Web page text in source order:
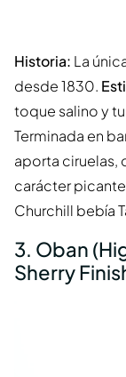
Historia: La
desde 1830.
toque salino y
Terminada en
aporta ciruelas,
carácter picante
Churchill bebía
3. Oban
Sherry